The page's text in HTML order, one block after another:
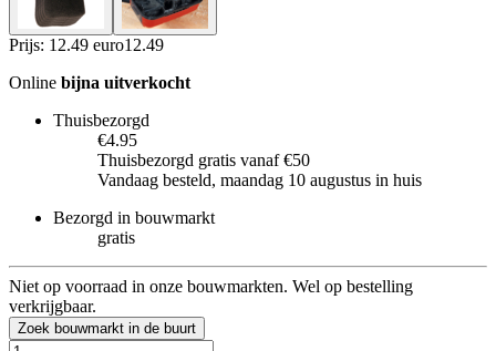
Prijs: 12.49 euro12.49
Online bijna uitverkocht
Thuisbezorgd
€4.95
Thuisbezorgd gratis vanaf €50
Vandaag besteld, maandag 10 augustus in huis
Bezorgd in bouwmarkt
gratis
Niet op voorraad in onze bouwmarkten. Wel op bestelling
verkrijgbaar.
Zoek bouwmarkt in de buurt